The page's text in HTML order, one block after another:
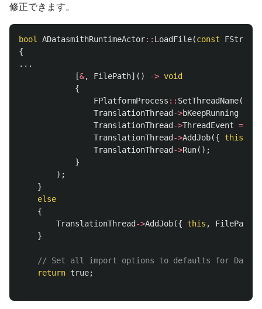
修正できます。
bool ADatasmithRuntimeActor:: LoadFile(const FString
{
...
[&, FilePath]() -> void
{
FPlatformProcess :: SetThreadName(
TranslationThread ->bKeepRunning
TranslationThread ->ThreadEvent =
TranslationThread ->AddJob({ this
TranslationThread ->Run();
}
);
}
else
{
TranslationThread ->AddJob({ this , FilePath
}
// Set all import options to defaults for
return true;